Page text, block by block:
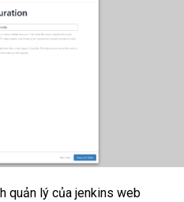
quản lý của jenkins web